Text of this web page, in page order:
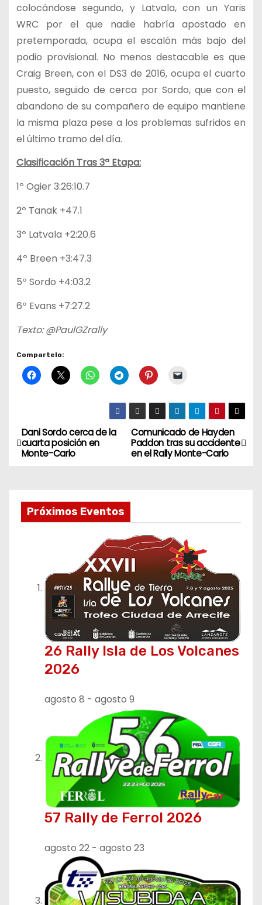
colocándose segundo, y Latvala, con un Yaris
WRC por el que nadie habría apostado en
pretemporada, ocupa el escalón más bajo del
podio provisional. No menos destacable es que
Craig Breen, con el DS3 de 2016, ocupa el cuarto
puesto, seguido de cerca por Sordo, que con el
abandono de su compañero de equipo mantiene
la misma plaza pese a los problemas sufridos en
el último tramo del día.
Clasificación Tras 3ª Etapa:
1º Ogier 3:26:10.7
2º Tanak +47.1
3º Latvala +2:20.6
4º Breen +3:47.3
5º Sordo +4:03.2
6º Evans +7:27.2
Texto: @PaulGZrally
Compartelo:
N
a
Comunicado de Hayden
Paddon tras su accidente
en el Rally Monte-Carlo
Dani Sordo cerca de la
cuarta posición en
Monte-Carlo
Próximos Eventos
26 Rally Isla de Los Volcanes
2026
agosto 8 - agosto 9
57 Rally de Ferrol 2026
agosto 22 - agosto 23